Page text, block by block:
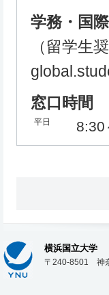
学務・国
（留学生
窓口時間
平日 8:30
横浜国立大学
〒240-8501 神